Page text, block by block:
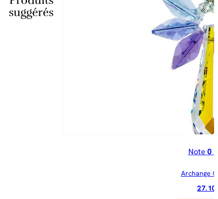
suggérés
Note 0
Archange
27.10